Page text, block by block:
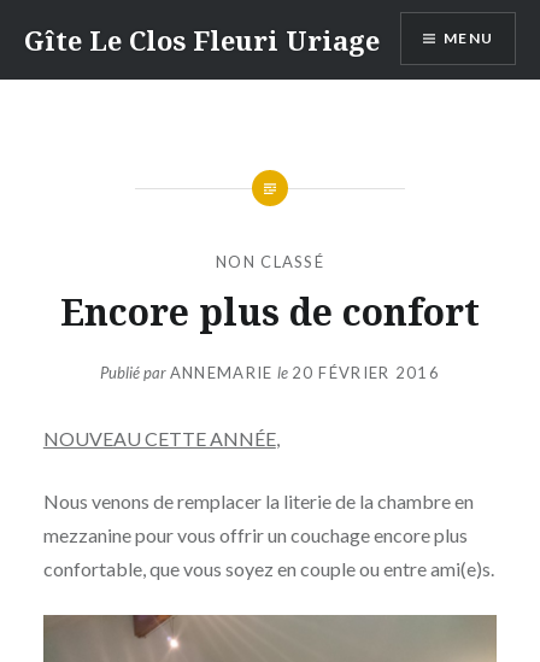
contenu
Gîte Le Clos Fleuri Uriage MENU
NON CLASSÉ
Encore plus de confort
Publié parANNEMARIE le 20 FÉVRIER 2016
NOUVEAU CETTE ANNÉE,
Nous venons de remplacer la literie de la chambre en
mezzanine pour vous offrir un couchage encore plus
confortable, que vous soyez en couple ou entre ami(e)s.